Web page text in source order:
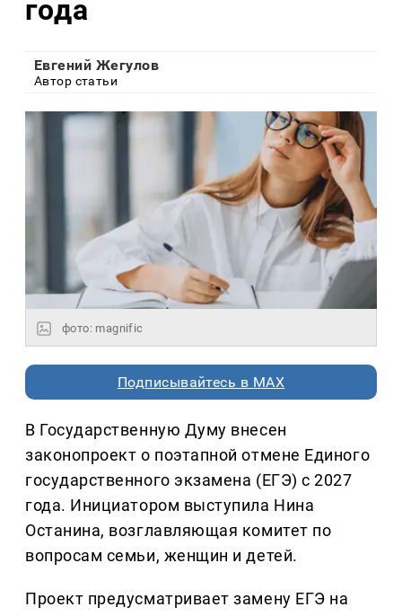
года
Евгений Жегулов
Автор статьи
фото: magnific
Подписывайтесь в MAX
В Государственную Думу внесен
законопроект о поэтапной отмене Единого
государственного экзамена (ЕГЭ) с 2027
года. Инициатором выступила Нина
Останина, возглавляющая комитет по
вопросам семьи, женщин и детей.
Проект предусматривает замену ЕГЭ на